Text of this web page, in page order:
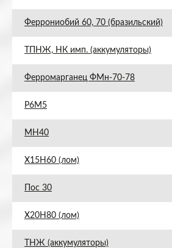
Феррониобий 60, 70 (бразильский)
ТПНЖ, НК имп. (аккумуляторы)
Ферромарганец ФМн-70-78
Р6М5
МН40
Х15Н60 (лом)
Пос 30
Х20Н80 (лом)
ТНЖ (аккумуляторы)